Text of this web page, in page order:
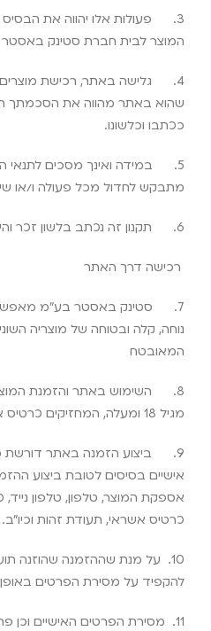
3.
פעולות אלו יהווה את הבסיס
המוצר לבית חברת סטינק
4.
גלישה באתר, רכישת
שהוא באתר מהווה את הסכמתך
ככתבו וכלשונו.
5.
במידה ואינך מסכים לתנאי
מתבקש לחדול מכל פעולה ו/או
6. תקנון זה נכתב בלשון זכר
רכישה דרך האתר
7. סטינק באסטר בע”מ
נוחה, קלה ובטוחה של מוצריה
המאובטח
8.
השימוש באתר והזמנת
מגיל 18 ומעלה, המחזיקים כרטיס אשראי ישראלי תקף כדין
9.
ביצוע הזמנה באתר דורשת
אישיים בסיסים לטובת ביצוע
אספקת המוצר, טלפון, טלפון
כרטיס אשראי, תעודת זהות וכיו”ב.
10.
על מנת שההזמנה שהוזנה
להקפיד על מסירת הפרטים באופן
11.
מסירת הפרטים האישיים וכן